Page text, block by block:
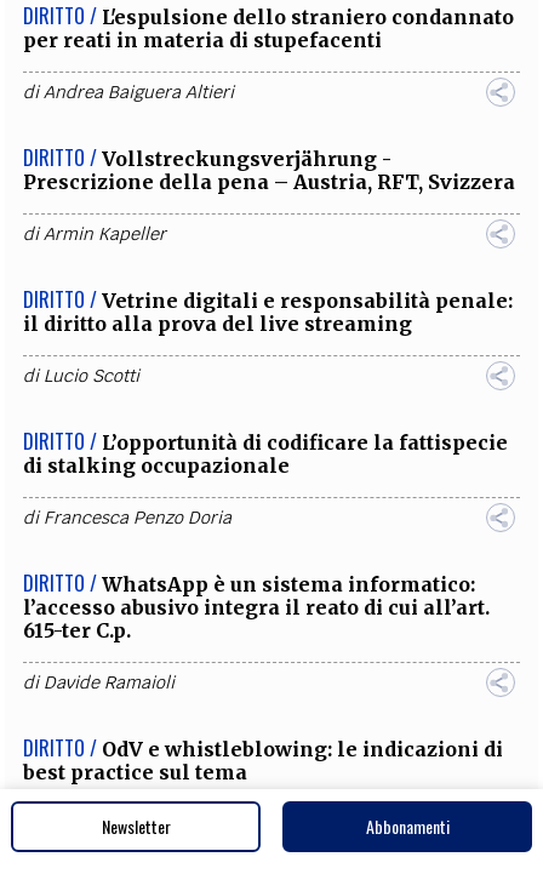
DIRITTO / L'espulsione dello straniero condannato
per reati in materia di stupefacenti
diAndrea Baiguera Altieri
DIRITTO / Vollstreckungsverjährung -
Prescrizione della pena – Austria, RFT, Svizzera
diArmin Kapeller
DIRITTO / Vetrine digitali e responsabilità penale:
il diritto alla prova del live streaming
diLucio Scotti
DIRITTO / L’opportunità di codificare la fattispecie
di stalking occupazionale
diFrancesca Penzo Doria
DIRITTO / WhatsApp è un sistema informatico:
l’accesso abusivo integra il reato di cui all’art.
615-ter C.p.
diDavide Ramaioli
DIRITTO / OdV e whistleblowing: le indicazioni di
best practice sul tema
Maurizio Arena
Newsletter Abbonamenti